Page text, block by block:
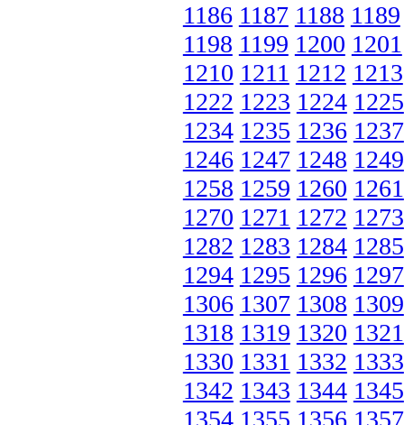
1186 1187 1188 1189
1198 1199 1200 1201
1210 1211 1212 1213
1222 1223 1224 1225
1234 1235 1236 1237
1246 1247 1248 1249
1258 1259 1260 1261
1270 1271 1272 1273
1282 1283 1284 1285
1294 1295 1296 1297
1306 1307 1308 1309
1318 1319 1320 1321
1330 1331 1332 1333
1342 1343 1344 1345
1354 1355 1356 1357